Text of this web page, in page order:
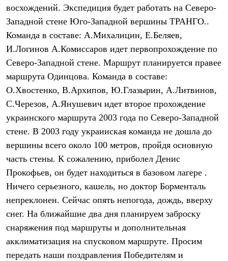
Брюки
Лёгкая одежда
Рубашки
Футболки
Брюки
Термобелье
Теплое термобелье
Среднее термобелье
Легкое термобелье
Флисовая одежда
Брюки
Детская одежда
Комбинезоны
Куртки
Брюки
Утепленная синтетикой
Комбинезоны
Куртки
Брюки
Лёгкая одежда
Футболки
Брюки
Софтшелл одежда
восхождений. Экспедиция будет работать на Северо-
Западной стене Юго-Западной вершины ТРАНГО..
Команда в составе: А.Михалицин, Е.Беляев,
И.Логинов А.Комиссаров идет первопрохождение по
Северо-Западной стене. Маршрут планируется правее
маршрута Одинцова. Команда в составе:
О.Хвостенко, В.Архипов, Ю.Глазырин, А.Литвинов,
С.Черезов, А.Янушевич идет второе прохождение
украинского маршрута 2003 года по Северо-Западной
стене. В 2003 году украинская команда не дошла до
вершины всего около 100 метров, пройдя основную
часть стены. К сожалению, приболел Денис
Прокофьев, он будет находиться в базовом лагере .
Ничего серьезного, кашель, но доктор Борменталь
непреклонен. Сейчас опять непогода, дождь, вверху
снег. На ближайшие два дня планируем заброску
снаряжения под маршруты и дополнительная
акклиматизация на спусковом маршруте. Просим
передать наши поздравления Победителям и